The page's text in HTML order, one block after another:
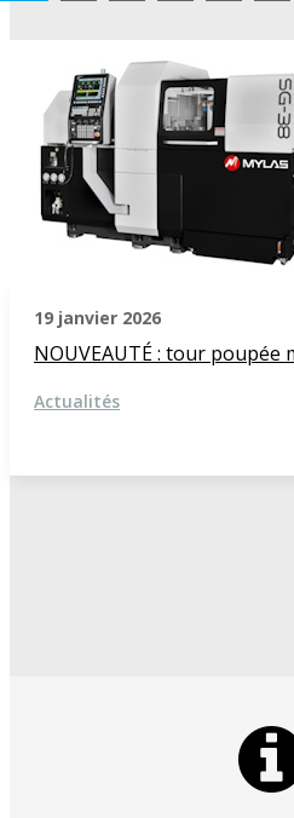
19 janvier 2026
NOUVEAUTÉ : tour poupée
Actualités